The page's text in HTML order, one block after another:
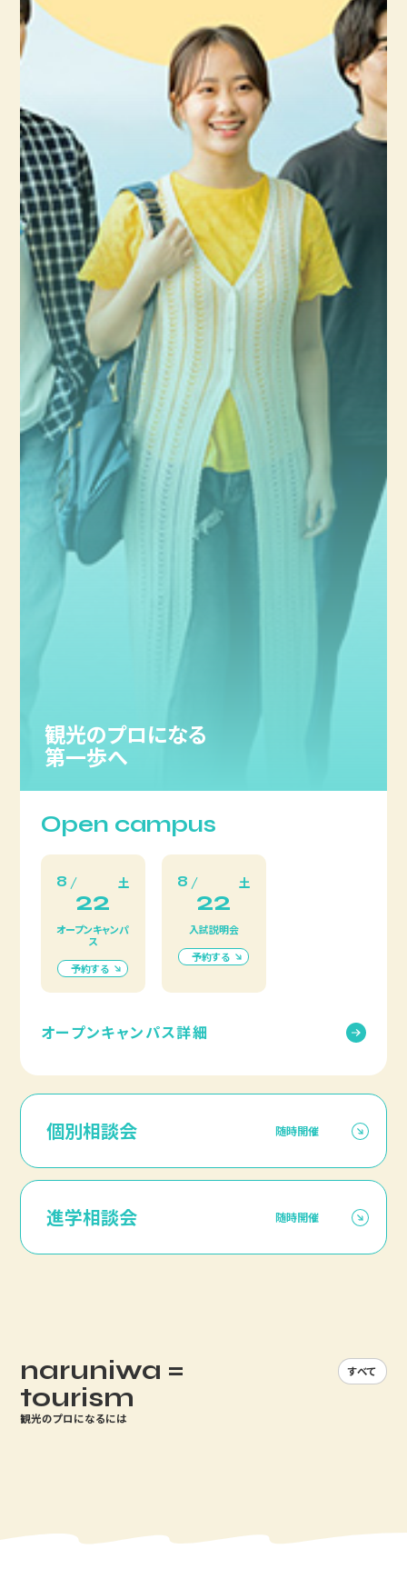
観光のプロになる
第一歩へ
Open campus
8 土
22
オープンキャンパ
ス
予約する
8 土
22
入試説明会
予約する
オープンキャンパス詳細
個別相談会 随時開催
進学相談会 随時開催
naruniwa =
tourism
観光のプロになるには
すべて